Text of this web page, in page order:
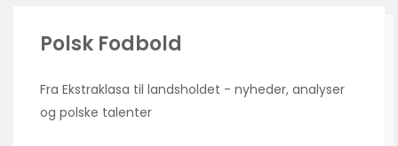
Polsk Fodbold
Fra Ekstraklasa til landsholdet - nyheder, analyser
og polske talenter